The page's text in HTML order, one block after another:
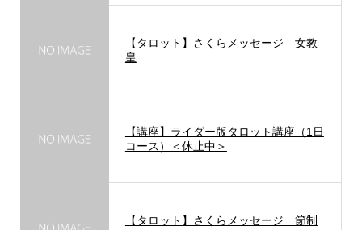
【タロット】さくらメッセージ 女教
皇
【講座】ライダー版タロット講座（1日
コース）＜休止中＞
【タロット】さくらメッセージ 節制